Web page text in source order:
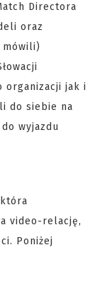
Directora
oraz
organizacji jak i
do siebie na
wyjazdu
video-relację,
Poniżej